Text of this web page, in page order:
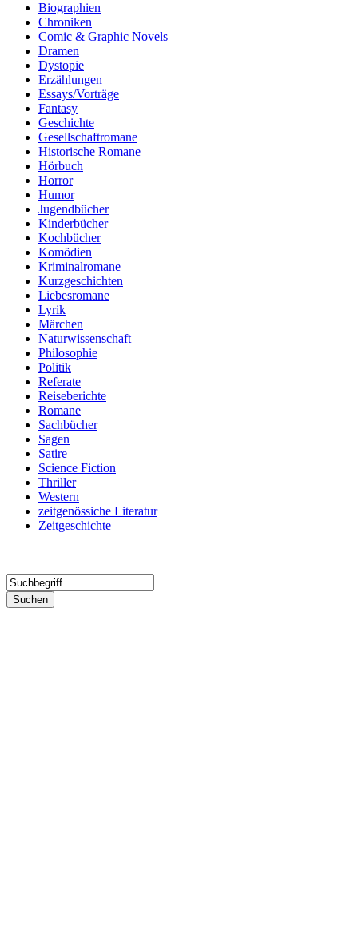
Biographien
Chroniken
Comic & Graphic Novels
Dramen
Dystopie
Erzählungen
Essays/Vorträge
Fantasy
Geschichte
Gesellschaftromane
Historische Romane
Hörbuch
Horror
Humor
Jugendbücher
Kinderbücher
Kochbücher
Komödien
Kriminalromane
Kurzgeschichten
Liebesromane
Lyrik
Märchen
Naturwissenschaft
Philosophie
Politik
Referate
Reiseberichte
Romane
Sachbücher
Sagen
Satire
Science Fiction
Thriller
Western
zeitgenössiche Literatur
Zeitgeschichte